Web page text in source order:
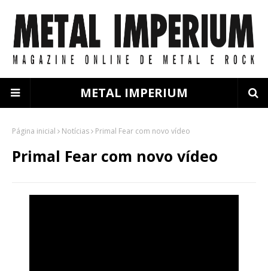
METAL IMPERIUM
Página inicial Notícias Primal Fear com novo vídeo
Primal Fear com novo vídeo